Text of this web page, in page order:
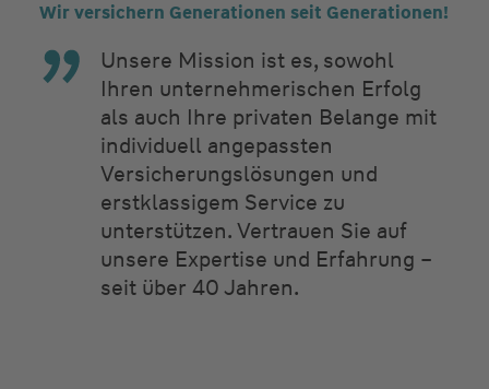
Wir versichern Generationen seit Generationen!
Unsere Mission ist es, sowohl
Ihren unternehmerischen Erfolg
als auch Ihre privaten Belange mit
individuell angepassten
Versicherungslösungen und
erstklassigem Service zu
unterstützen. Vertrauen Sie auf
unsere Expertise und Erfahrung –
seit über 40 Jahren.